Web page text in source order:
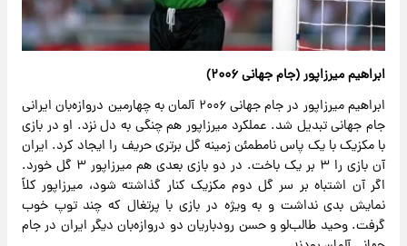
ابراهیم میرزاپور (جام جهانی ۲۰۰۶)
ابراهیم میرزاپور در جام جهانی ۲۰۰۶ آلمان به چهارمین دروازه‌بان ایرانی
جام جهانی تبدیل شد. عملکرد میرزاپور هم چنگی به دل نزد. او در بازی
با مکزیک با یک پاس نامطمئن زمینه گل برتری حریف را ایجاد کرد. ایران
آن بازی را ۳ بر یک باخت. در دو بازی بعدی هم میرزاپور ۳ گل خورد.
اگر آن اشتباه بر سر گل دوم مکزیک کنار گذاشته شود، میرزاپور کلاً
نمایش بدی نداشت و به ویژه در بازی با پرتغال که چند توپ خوب
گرفت. وحید طالب‌لو و حسن رودباریان دو دروازه‌بان دیگر ایران در جام